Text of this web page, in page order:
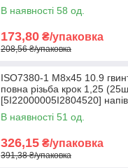
В наявності 58 од.
173,80 ₴/упаковка
208,56 ₴/упаковка
ISO7380-1 М8х45 10.9
повна різьба крок 1,25
[5I22000005I2804520]
Metalvis
В наявності 51 од.
326,15 ₴/упаковка
391,38 ₴/упаковка